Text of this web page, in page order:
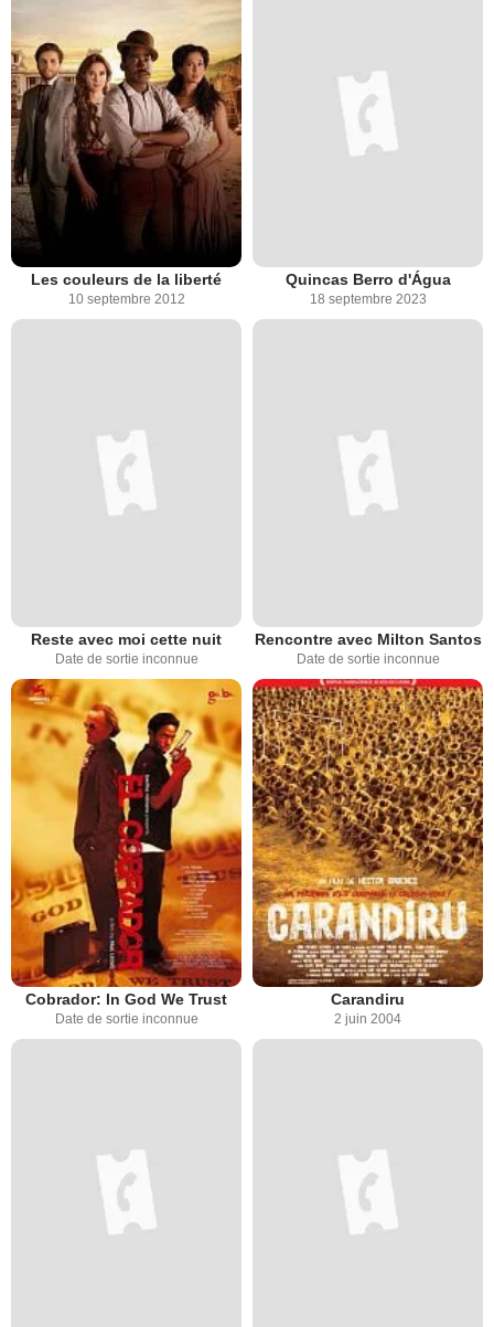
Les couleurs de la liberté
10 septembre 2012
Quincas Berro d'Água
18 septembre 2023
Reste avec moi cette nuit
Date de sortie inconnue
Rencontre avec Milton Santos
Date de sortie inconnue
Cobrador: In God We Trust
Date de sortie inconnue
Carandiru
2 juin 2004